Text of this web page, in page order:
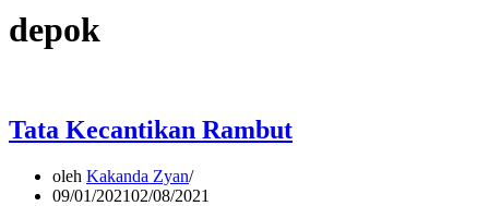
depok
Tata Kecantikan Rambut
oleh Kakanda Zyan
09/01/202102/08/2021